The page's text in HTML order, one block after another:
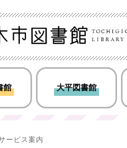
館 大平図書館
ービス案内